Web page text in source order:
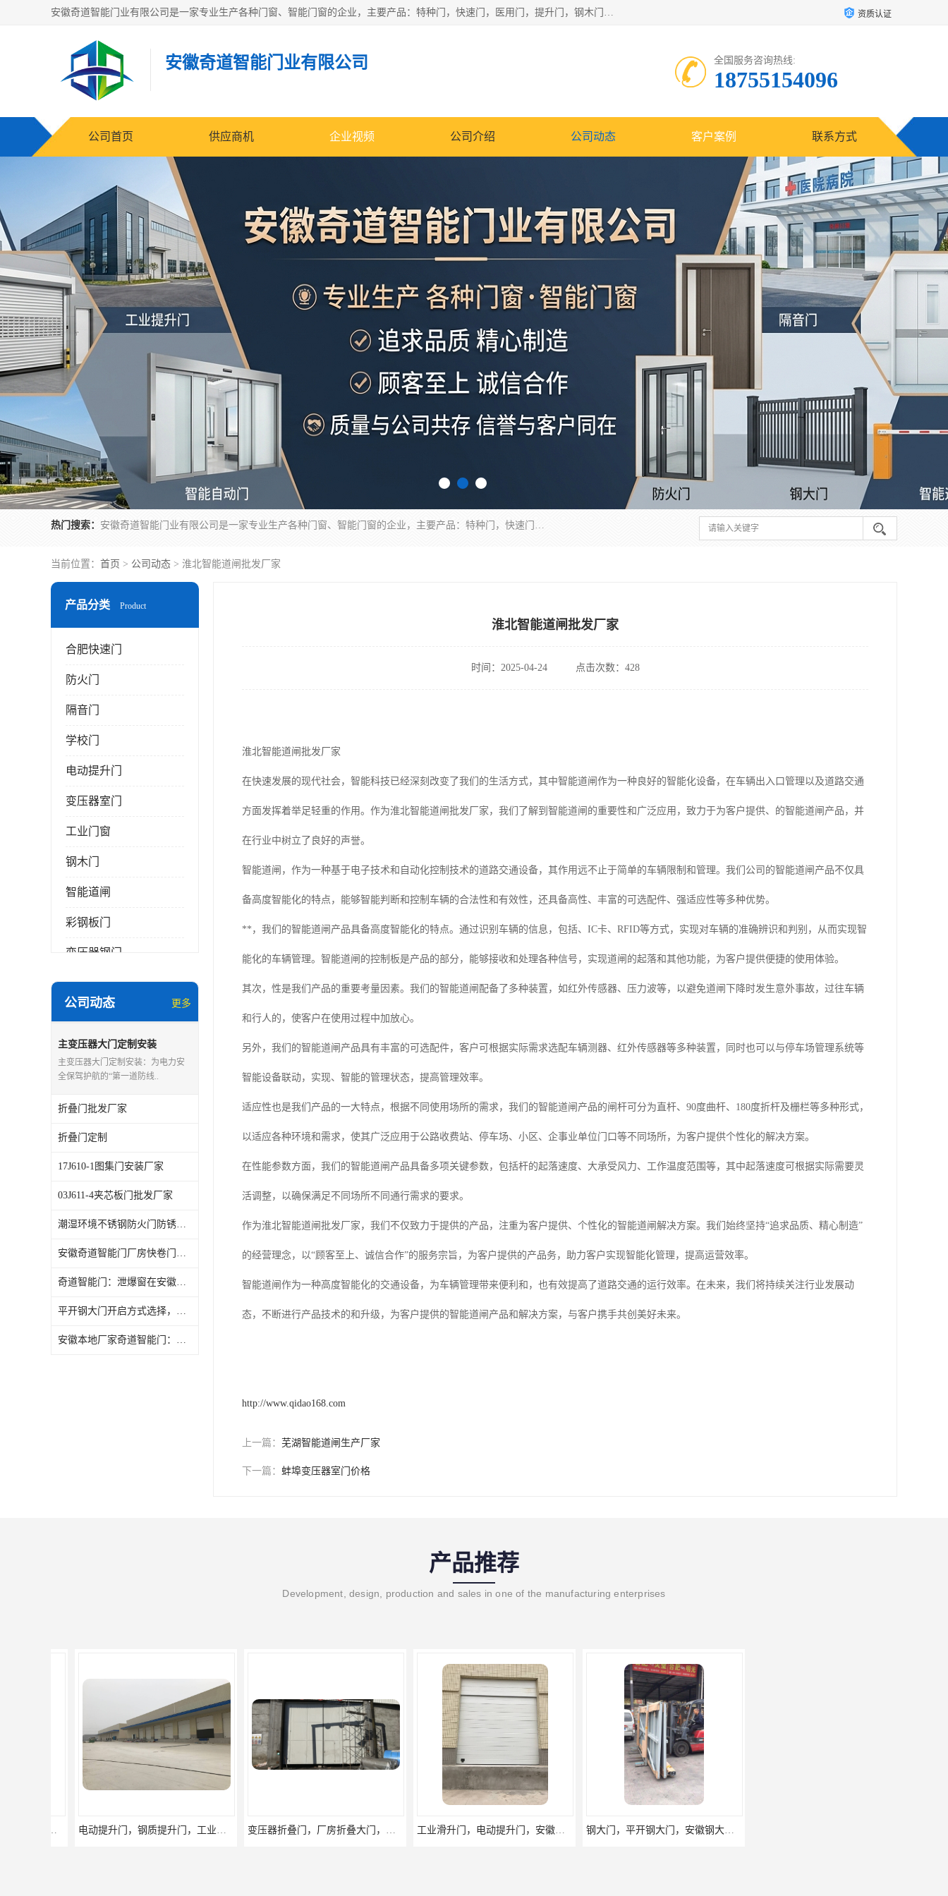
安徽奇道智能门业有限公司是一家专业生产各种门窗、智能门窗的企业，主要产品：特种门，快速门，医用门，提升门，钢木门，智能道闸，钢大门，平移门，卷帘门，保温门，钢制自由门，防火门等，欢迎前来咨询采购。 资质认证
安徽奇道智能门业有限公司 全国服务咨询热线:
18755154096
公司首页 供应商机 企业视频 公司介绍 公司动态 客户案例 联系方式
热门搜索： 安徽奇道智能门业有限公司是一家专业生产各种门窗、智能门窗的企业，主要产品：特种门，快速门，医用门，提升门，钢木门，智能道闸，钢大门，平移门，卷帘门，保温门，钢制自由门，防火门等，欢迎前来咨询采购。
当前位置： 首页 > 公司动态 > 淮北智能道闸批发厂家
产品分类 Product
合肥快速门
防火门
隔音门
学校门
电动提升门
变压器室门
工业门窗
钢木门
智能道闸
彩钢板门
变压器钢门
非标门
抗爆门
快速门
提升门
公司动态 更多
主变压器大门定制安装
主变压器大门定制安装：为电力安
全保驾护航的“第一道防线..
折叠门批发厂家
折叠门定制
17J610-1图集门安装厂家
03J611-4夹芯板门批发厂家
潮湿环境不锈钢防火门防锈怎么做？奇道智能门工艺解析
安徽奇道智能门厂房快卷门，能否降低冷库出入口能耗损失？
奇道智能门：泄爆窗在安徽本地制药车间的应用案例参考
平开钢大门开启方式选择，奇道智能门提供实用建议
安徽本地厂家奇道智能门：变配电所折叠门选型要点解析
淮北智能道闸批发厂家
时间：2025-04-24 点击次数：428
淮北智能道闸批发厂家
在快速发展的现代社会，智能科技已经深刻改变了我们的生活方式，其中智能道闸作为一种良好的智能化设备，在车辆出入口管理以及道路交通
方面发挥着举足轻重的作用。作为淮北智能道闸批发厂家，我们了解到智能道闸的重要性和广泛应用，致力于为客户提供、的智能道闸产品，并
在行业中树立了良好的声誉。
智能道闸，作为一种基于电子技术和自动化控制技术的道路交通设备，其作用远不止于简单的车辆限制和管理。我们公司的智能道闸产品不仅具
备高度智能化的特点，能够智能判断和控制车辆的合法性和有效性，还具备高性、丰富的可选配件、强适应性等多种优势。
**，我们的智能道闸产品具备高度智能化的特点。通过识别车辆的信息，包括、IC卡、RFID等方式，实现对车辆的准确辨识和判别，从而实现智
能化的车辆管理。智能道闸的控制板是产品的部分，能够接收和处理各种信号，实现道闸的起落和其他功能，为客户提供便捷的使用体验。
其次，性是我们产品的重要考量因素。我们的智能道闸配备了多种装置，如红外传感器、压力波等，以避免道闸下降时发生意外事故，过往车辆
和行人的，使客户在使用过程中加放心。
另外，我们的智能道闸产品具有丰富的可选配件，客户可根据实际需求选配车辆测器、红外传感器等多种装置，同时也可以与停车场管理系统等
智能设备联动，实现、智能的管理状态，提高管理效率。
适应性也是我们产品的一大特点，根据不同使用场所的需求，我们的智能道闸产品的闸杆可分为直杆、90度曲杆、180度折杆及栅栏等多种形式，
以适应各种环境和需求，使其广泛应用于公路收费站、停车场、小区、企事业单位门口等不同场所，为客户提供个性化的解决方案。
在性能参数方面，我们的智能道闸产品具备多项关键参数，包括杆的起落速度、大承受风力、工作温度范围等，其中起落速度可根据实际需要灵
活调整，以确保满足不同场所不同通行需求的要求。
作为淮北智能道闸批发厂家，我们不仅致力于提供的产品，注重为客户提供、个性化的智能道闸解决方案。我们始终坚持“追求品质、精心制造”
的经营理念，以“顾客至上、诚信合作”的服务宗旨，为客户提供的产品务，助力客户实现智能化管理，提高运营效率。
智能道闸作为一种高度智能化的交通设备，为车辆管理带来便利和，也有效提高了道路交通的运行效率。在未来，我们将持续关注行业发展动
态，不断进行产品技术的和升级，为客户提供的智能道闸产品和解决方案，与客户携手共创美好未来。
http://www.qidao168.com
上一篇： 芜湖智能道闸生产厂家
下一篇： 蚌埠变压器室门价格
产品推荐
Development, design, production and sales in one of the manufacturing enterprises
电动提升门，钢质提升门，工业滑升门厂家 变压器折叠门，厂房折叠大门，安徽折叠门定做 工业滑升门，电动提升门，安徽翻板提升门厂家 钢大门，平开钢大门，安徽钢大门定做，厂房钢大门